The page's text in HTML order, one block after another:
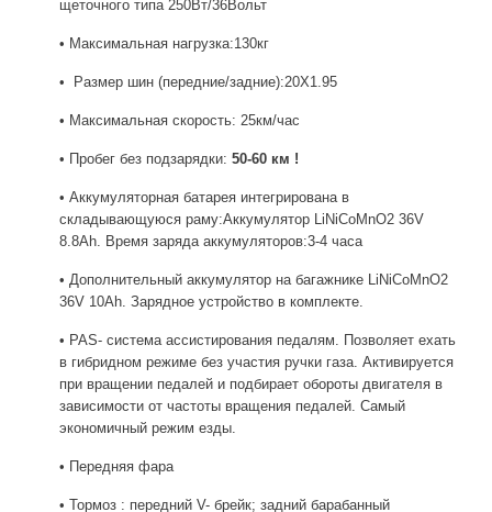
щеточного типа 250Вт/36Вольт
• Максимальная нагрузка:130кг
• Размер шин (передние/задние):20Х1.95
• Максимальная скорость: 25км/час
• Пробег без подзарядки: 50-60 км !
• Аккумуляторная батарея интегрирована в
складывающуюся раму:Аккумулятор LiNiCoMnO2 36V
8.8Ah. Время заряда аккумуляторов:3-4 часа
• Дополнительный аккумулятор на багажнике LiNiCoMnO2
36V 10Ah. Зарядное устройство в комплекте.
• PAS- система ассистирования педалям. Позволяет ехать
в гибридном режиме без участия ручки газа. Активируется
при вращении педалей и подбирает обороты двигателя в
зависимости от частоты вращения педалей. Самый
экономичный режим езды.
• Передняя фара
• Тормоз : передний V- брейк; задний барабанный